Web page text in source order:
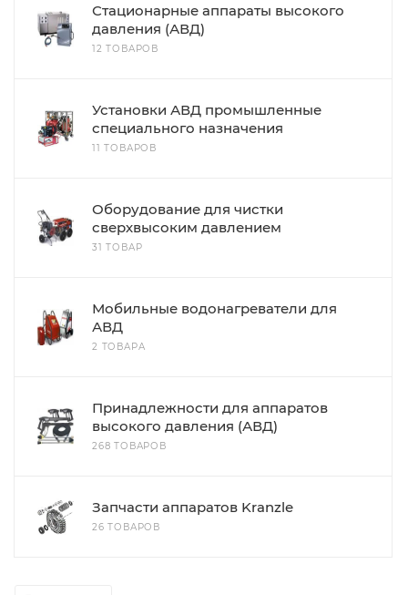
Стационарные аппараты высокого
давления (АВД)
12 ТОВАРОВ
Установки АВД промышленные
специального назначения
11 ТОВАРОВ
Оборудование для чистки
сверхвысоким давлением
31 ТОВАР
Мобильные водонагреватели для
АВД
2 ТОВАРА
Принадлежности для аппаратов
высокого давления (АВД)
268 ТОВАРОВ
Запчасти аппаратов Kranzle
26 ТОВАРОВ